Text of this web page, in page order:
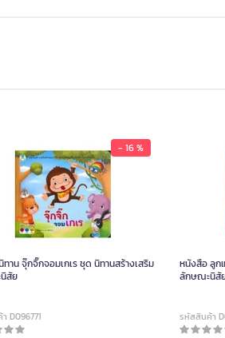
- 16 %
าน จุ๊กจิ๊กจอมเกเร ชุด นิทานสร้างเสริม
สัย
D096771
หนังสือ ลูก
ลักษณะนิสั
รหัสสินค้า